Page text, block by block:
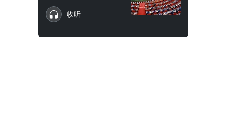
收听